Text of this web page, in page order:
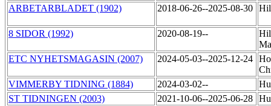
ARBETARBLADET (1902)
2018-06-26--2025-08-30
8 SIDOR (1992) 2020-08-19--
ETC NYHETSMAGASIN (2007)
2024-05-03--2025-12-24
VIMMERBY TIDNING (1884)
2024-03-02--
ST TIDNINGEN (2003)
2021-10-06--2025-06-28